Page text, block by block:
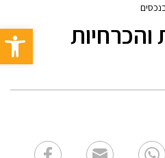
פתח
והכרחיות